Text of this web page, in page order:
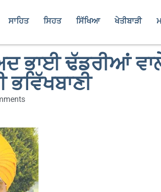
ਸਾਹਿਤ ਸਿਹਤ ਸਿੱਖਿਆ ਖੇਤੀਬਾੜੀ
ਭਾਈ ਢੱਡਰੀਆਂ
ਭਵਿੱਖਬਾਣੀ